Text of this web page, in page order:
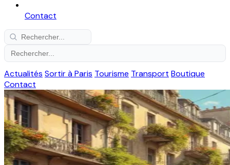
Contact
Actualités Sortir à Paris Tourisme Transport Boutique
Contact